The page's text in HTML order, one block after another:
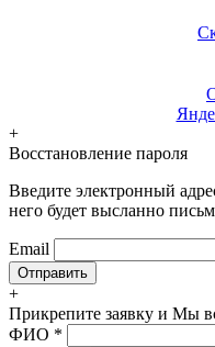
+
Восстановление пароля
Введите электронный
него будет высланно
Email
+
Прикрепите заявку и Мы
ФИО *